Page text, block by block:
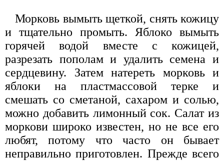
Морковь вымыть щеткой, снять кожицу
и тщательно промыть. Яблоко вымыть
горячей водой вместе с кожицей,
разрезать пополам и удалить семена и
сердцевину. Затем натереть морковь и
яблоки на пластмассовой терке и
смешать со сметаной, сахаром и солью,
можно добавить лимонный сок. Салат из
моркови широко известен, но не все его
любят, потому что часто он бывает
неправильно приготовлен. Прежде всего